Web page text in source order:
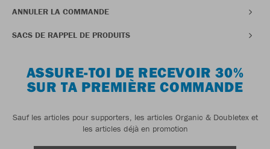
ANNULER LA COMMANDE
SACS DE RAPPEL DE PRODUITS
ASSURE-TOI DE RECEVOIR 30%
SUR TA PREMIÈRE COMMANDE
Sauf les articles pour supporters, les articles Organic & Doubletex et
les articles déjà en promotion